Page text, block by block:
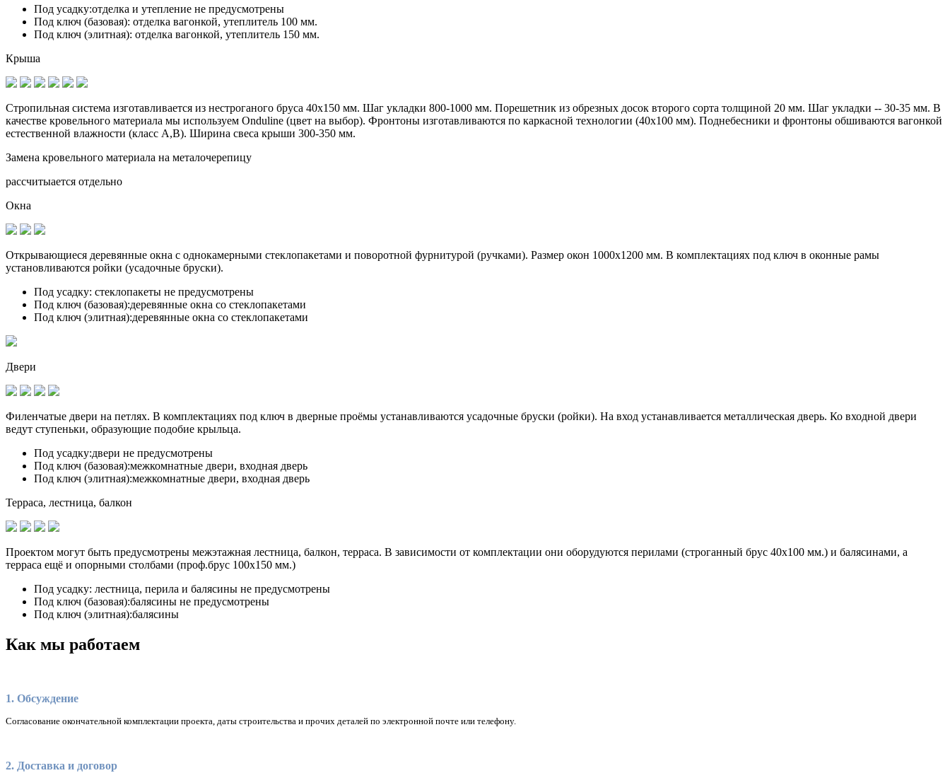
Под усадку:отделка и утепление не предусмотрены
Под ключ (базовая): отделка вагонкой, утеплитель 100 мм.
Под ключ (элитная): отделка вагонкой, утеплитель 150 мм.
Крыша
Стропильная система изготавливается из нестроганого бруса 40х150 мм. Шаг укладки 800-1000 мм. Порешетник из обрезных досок второго сорта толщиной 20 мм. Шаг укладки -- 30-35 мм. В
качестве кровельного материала мы используем Onduline (цвет на выбор). Фронтоны изготавливаются по каркасной технологии (40х100 мм). Поднебесники и фронтоны обшиваются вагонкой
естественной влажности (класс А,В). Ширина свеса крыши 300-350 мм.
Замена кровельного материала на металочерепицу
рассчитыается отдельно
Окна
Открывающиеся деревянные окна с однокамерными стеклопакетами и поворотной фурнитурой (ручками). Размер окон 1000х1200 мм. В комплектациях под ключ в оконные рамы
установливаются ройки (усадочные бруски).
Под усадку: стеклопакеты не предусмотрены
Под ключ (базовая):деревянные окна со стеклопакетами
Под ключ (элитная):деревянные окна со стеклопакетами
Двери
Филенчатые двери на петлях. В комплектациях под ключ в дверные проёмы устанавливаются усадочные бруски (ройки). На вход устанавливается металлическая дверь. Ко входной двери
ведут ступеньки, образующие подобие крыльца.
Под усадку:двери не предусмотрены
Под ключ (базовая):межкомнатные двери, входная дверь
Под ключ (элитная):межкомнатные двери, входная дверь
Терраса, лестница, балкон
Проектом могут быть предусмотрены межэтажная лестница, балкон, терраса. В зависимости от комплектации они оборудуются перилами (строганный брус 40х100 мм.) и балясинами, а
терраса ещё и опорными столбами (проф.брус 100х150 мм.)
Под усадку: лестница, перила и балясины не предусмотрены
Под ключ (базовая):балясины не предусмотрены
Под ключ (элитная):балясины
Как мы работаем
1. Обсуждение
Согласование окончательной комплектации проекта, даты строительства и прочих деталей по электронной почте или телефону.
2. Доставка и договор